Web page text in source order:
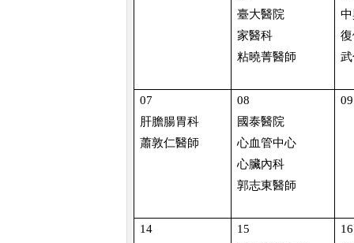
臺大醫院
家醫科
粘曉菁醫師
07
肝膽腸胃科
蕭敦仁醫師
08
國泰醫院
心血管中心
心臟內科
郭志東醫師
09
14
15
16